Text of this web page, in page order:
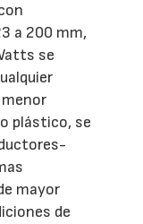
a 200 mm,
se
plástico, se
mayor
de